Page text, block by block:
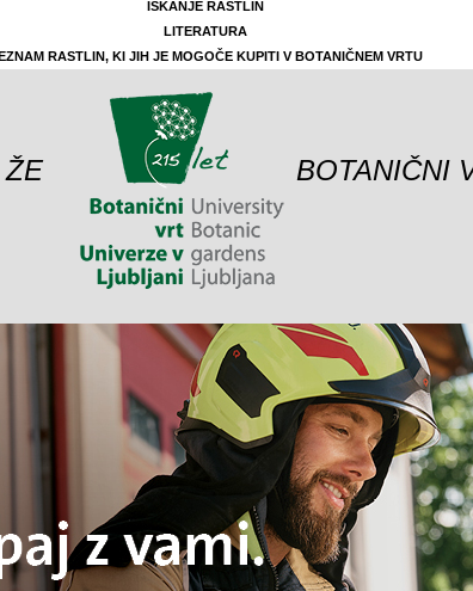
ISKANJE RASTLIN
LITERATURA
RASTLIN, KI JIH JE MOGOČE KUPITI V BOTANIČNEM VRTU
BOTANIČNI